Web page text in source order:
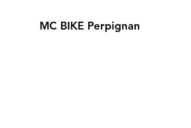
MC BIKE Perpignan